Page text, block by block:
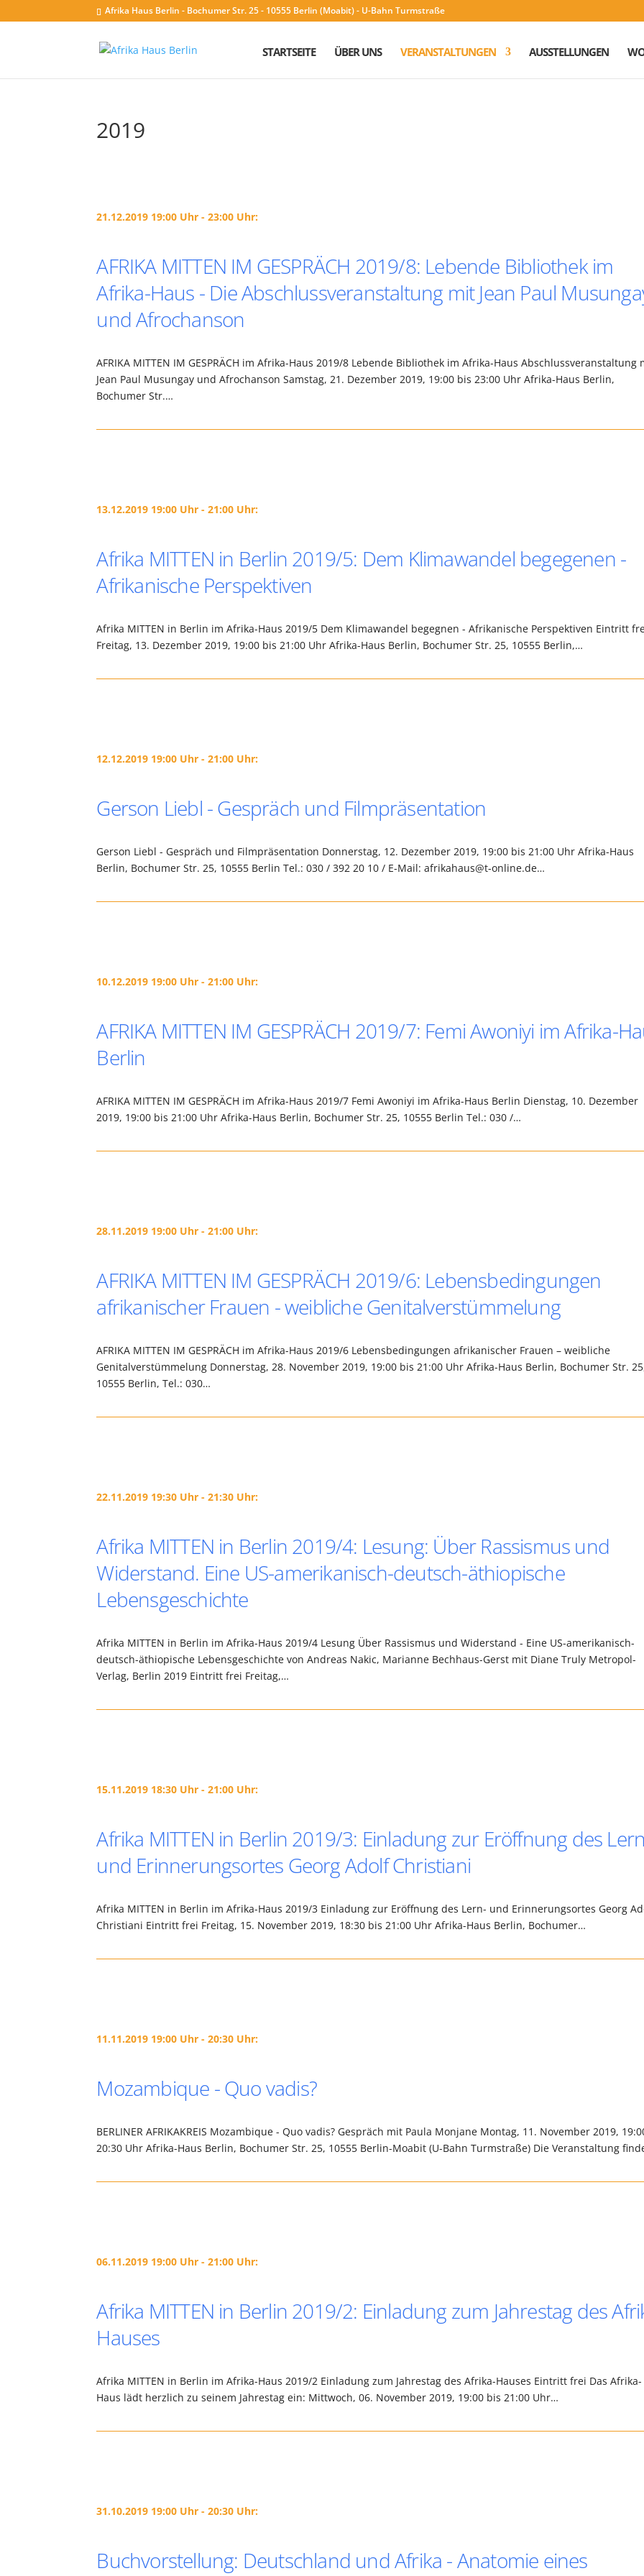
Afrika Haus Berlin - Bochumer Str. 25 - 10555 Berlin (Moabit) - U-Bahn Turmstraße
STARTSEITE ÜBER UNS VERANSTALTUNGEN AUSSTELLUNGEN
2019
21.12.2019 19:00 Uhr - 23:00 Uhr:
AFRIKA MITTEN IM GESPRÄCH 2019/8: Lebende Bibliothek im
Afrika-Haus - Die Abschlussveranstaltung mit Jean Paul
und Afrochanson
AFRIKA MITTEN IM GESPRÄCH im Afrika-Haus 2019/8 Lebende Bibliothek im Afrika-Haus Abschlussveranstaltung
Jean Paul Musungay und Afrochanson Samstag, 21. Dezember 2019, 19:00 bis 23:00 Uhr Afrika-Haus Berlin,
Bochumer Str.…
13.12.2019 19:00 Uhr - 21:00 Uhr:
Afrika MITTEN in Berlin 2019/5: Dem Klimawandel begegenen -
Afrikanische Perspektiven
Afrika MITTEN in Berlin im Afrika-Haus 2019/5 Dem Klimawandel begegnen - Afrikanische Perspektiven Eintritt
Freitag, 13. Dezember 2019, 19:00 bis 21:00 Uhr Afrika-Haus Berlin, Bochumer Str. 25, 10555 Berlin,…
12.12.2019 19:00 Uhr - 21:00 Uhr:
Gerson Liebl - Gespräch und Filmpräsentation
Gerson Liebl - Gespräch und Filmpräsentation Donnerstag, 12. Dezember 2019, 19:00 bis 21:00 Uhr Afrika-Haus
Berlin, Bochumer Str. 25, 10555 Berlin Tel.: 030 / 392 20 10 / E-Mail: afrikahaus@t-online.de…
10.12.2019 19:00 Uhr - 21:00 Uhr:
AFRIKA MITTEN IM GESPRÄCH 2019/7: Femi Awoniyi im Afrika-
Berlin
AFRIKA MITTEN IM GESPRÄCH im Afrika-Haus 2019/7 Femi Awoniyi im Afrika-Haus Berlin Dienstag, 10. Dezember
2019, 19:00 bis 21:00 Uhr Afrika-Haus Berlin, Bochumer Str. 25, 10555 Berlin Tel.: 030 /…
28.11.2019 19:00 Uhr - 21:00 Uhr:
AFRIKA MITTEN IM GESPRÄCH 2019/6: Lebensbedingungen
afrikanischer Frauen - weibliche Genitalverstümmelung
AFRIKA MITTEN IM GESPRÄCH im Afrika-Haus 2019/6 Lebensbedingungen afrikanischer Frauen – weibliche
Genitalverstümmelung Donnerstag, 28. November 2019, 19:00 bis 21:00 Uhr Afrika-Haus Berlin, Bochumer Str.
10555 Berlin, Tel.: 030…
22.11.2019 19:30 Uhr - 21:30 Uhr:
Afrika MITTEN in Berlin 2019/4: Lesung: Über Rassismus und
Widerstand. Eine US-amerikanisch-deutsch-äthiopische
Lebensgeschichte
Afrika MITTEN in Berlin im Afrika-Haus 2019/4 Lesung Über Rassismus und Widerstand - Eine US-amerikanisch-
deutsch-äthiopische Lebensgeschichte von Andreas Nakic, Marianne Bechhaus-Gerst mit Diane Truly Metropol-
Verlag, Berlin 2019 Eintritt frei Freitag,…
15.11.2019 18:30 Uhr - 21:00 Uhr:
Afrika MITTEN in Berlin 2019/3: Einladung zur Eröffnung des
und Erinnerungsortes Georg Adolf Christiani
Afrika MITTEN in Berlin im Afrika-Haus 2019/3 Einladung zur Eröffnung des Lern- und Erinnerungsortes Georg
Christiani Eintritt frei Freitag, 15. November 2019, 18:30 bis 21:00 Uhr Afrika-Haus Berlin, Bochumer…
11.11.2019 19:00 Uhr - 20:30 Uhr:
Mozambique - Quo vadis?
BERLINER AFRIKAKREIS Mozambique - Quo vadis? Gespräch mit Paula Monjane Montag, 11. November 2019,
20:30 Uhr Afrika-Haus Berlin, Bochumer Str. 25, 10555 Berlin-Moabit (U-Bahn Turmstraße) Die Veranstaltung
06.11.2019 19:00 Uhr - 21:00 Uhr:
Afrika MITTEN in Berlin 2019/2: Einladung zum Jahrestag des
Hauses
Afrika MITTEN in Berlin im Afrika-Haus 2019/2 Einladung zum Jahrestag des Afrika-Hauses Eintritt frei Das Afrika-
Haus lädt herzlich zu seinem Jahrestag ein: Mittwoch, 06. November 2019, 19:00 bis 21:00 Uhr…
31.10.2019 19:00 Uhr - 20:30 Uhr:
Buchvorstellung: Deutschland und Afrika - Anatomie eines